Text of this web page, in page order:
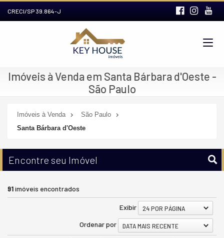
CRECI/SP 39.864-J
Imóveis à Venda em Santa Bárbara d'Oeste -
São Paulo
Imóveis à Venda
São Paulo
Santa Bárbara d'Oeste
Encontre seu Imóvel
91imóveis encontrados
Exibir
24 POR PÁGINA
Ordenar por
DATA MAIS RECENTE